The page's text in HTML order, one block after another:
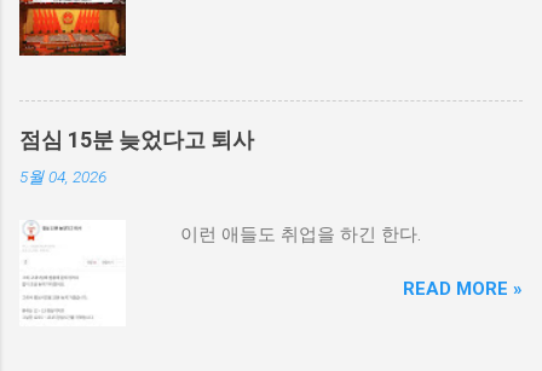
점심 15분 늦었다고 퇴사
5월 04, 2026
이런 애들도 취업을 하긴 한다.
READ MORE »